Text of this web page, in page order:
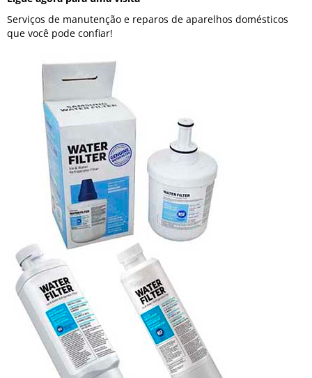
Serviços de manutenção e reparos de aparelhos domésticos
que você pode confiar!